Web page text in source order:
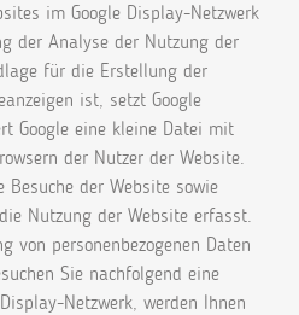
im Google Display-Netzwerk
der Analyse der Nutzung der
für die Erstellung der
ist, setzt Google
Google eine kleine Datei mit
der Nutzer der Website.
Besuche der Website sowie
Nutzung der Website erfasst.
von personenbezogenen Daten
Sie nachfolgend eine
Netzwerk, werden Ihnen